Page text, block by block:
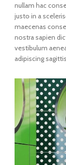
nullam hac
justo in a
maecenas
nostra sapien
vestibulum
adipiscing